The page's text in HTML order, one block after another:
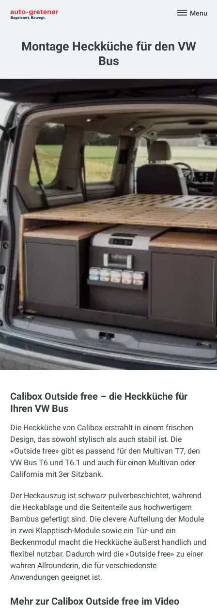
Menu
Montage Heckküche für den VW
Bus
Calibox Outside free – die Heckküche für
Ihren VW Bus
Die Heckküche von Calibox erstrahlt in einem frischen
Design, das sowohl stylisch als auch stabil ist. Die
«Outside free» gibt es passend für den Multivan T7, den
VW Bus T6 und T6.1 und auch für einen Multivan oder
California mit 3er Sitzbank.
Der Heckauszug ist schwarz pulverbeschichtet, während
die Heckablage und die Seitenteile aus hochwertigem
Bambus gefertigt sind. Die clevere Aufteilung der Module
in zwei Klapptisch-Module sowie ein Tür- und ein
Beckenmodul macht die Heckküche äußerst handlich und
flexibel nutzbar. Dadurch wird die «Outside free» zu einer
wahren Allrounderin, die für verschiedenste
Anwendungen geeignet ist.
Mehr zur Calibox Outside free im Video